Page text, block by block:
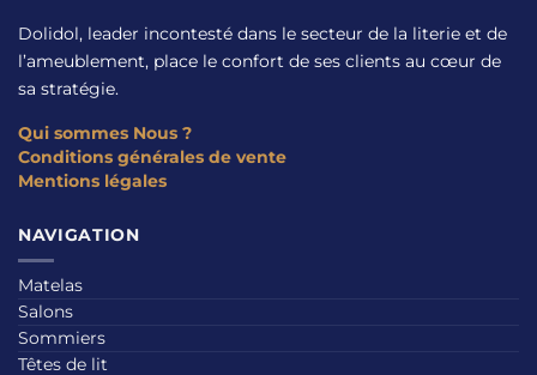
Dolidol, leader incontesté dans le secteur de la literie et de
l’ameublement, place le confort de ses clients au cœur de
sa stratégie.
Qui sommes Nous ?
Conditions générales de vente
Mentions légales
NAVIGATION
Matelas
Salons
Sommiers
Têtes de lit